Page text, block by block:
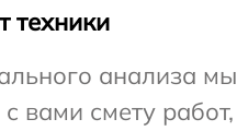
техники
анализа мы
вами смету работ,